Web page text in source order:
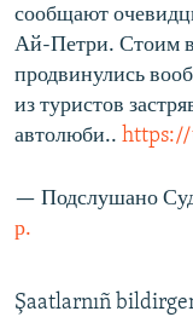
сообщают
Ай-Петри. Стоим в
продвинулись
из туристов
автолюби.. https://
— Подслушано
р.
Şaatlarnıñ